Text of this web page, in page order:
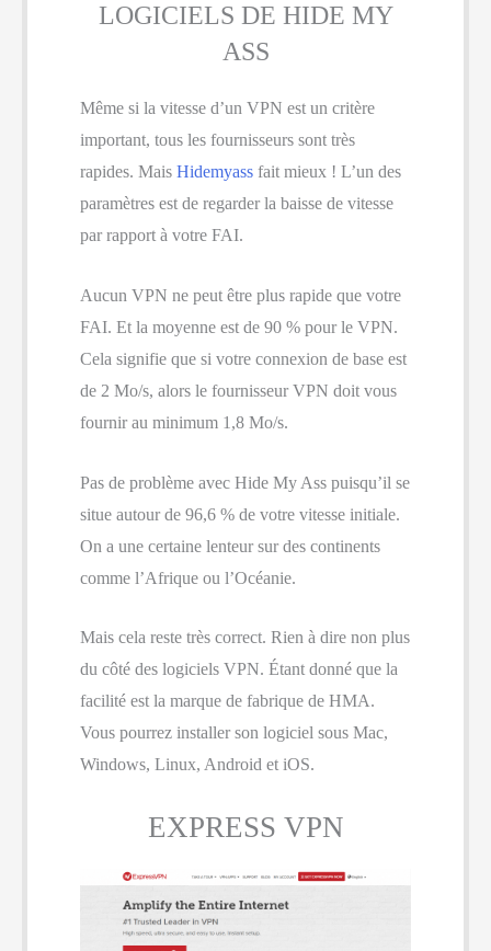
LOGICIELS DE HIDE MY
ASS
Même si la vitesse d’un VPN est un critère
important, tous les fournisseurs sont très
rapides. Mais Hidemyass fait mieux ! L’un des
paramètres est de regarder la baisse de vitesse
par rapport à votre FAI.
Aucun VPN ne peut être plus rapide que votre
FAI. Et la moyenne est de 90 % pour le VPN.
Cela signifie que si votre connexion de base est
de 2 Mo/s, alors le fournisseur VPN doit vous
fournir au minimum 1,8 Mo/s.
Pas de problème avec Hide My Ass puisqu’il se
situe autour de 96,6 % de votre vitesse initiale.
On a une certaine lenteur sur des continents
comme l’Afrique ou l’Océanie.
Mais cela reste très correct. Rien à dire non plus
du côté des logiciels VPN. Étant donné que la
facilité est la marque de fabrique de HMA.
Vous pourrez installer son logiciel sous Mac,
Windows, Linux, Android et iOS.
EXPRESS VPN